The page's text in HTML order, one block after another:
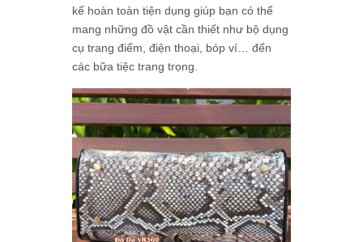
kế hoàn toàn tiện dụng giúp bạn có thể
mang những đồ vật cần thiết như bộ dụng
cụ trang điểm, điện thoại, bóp ví… đến
các bữa tiệc trang trọng.